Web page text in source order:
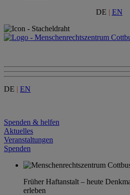
DE | EN
DE | EN
Spenden & helfen
Aktuelles
Veranstaltungen
Spenden
Früher Haftanstalt – heute
erleben